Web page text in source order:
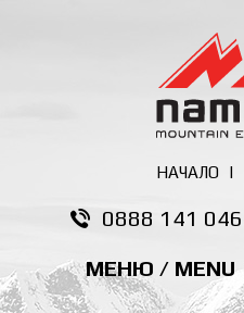
НАЧАЛО |
0888 141 046
МЕНЮ / MENU